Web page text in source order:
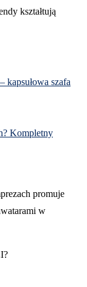
kształtują
kapsułowa szafa
Kompletny
promuje
w